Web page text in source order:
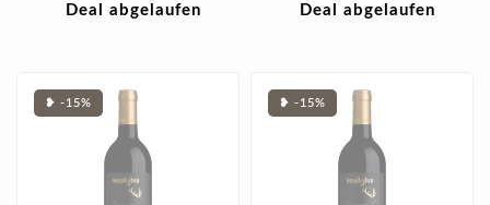
Deal abgelaufen Deal abgelaufen
❥ -15% ❥ -15%